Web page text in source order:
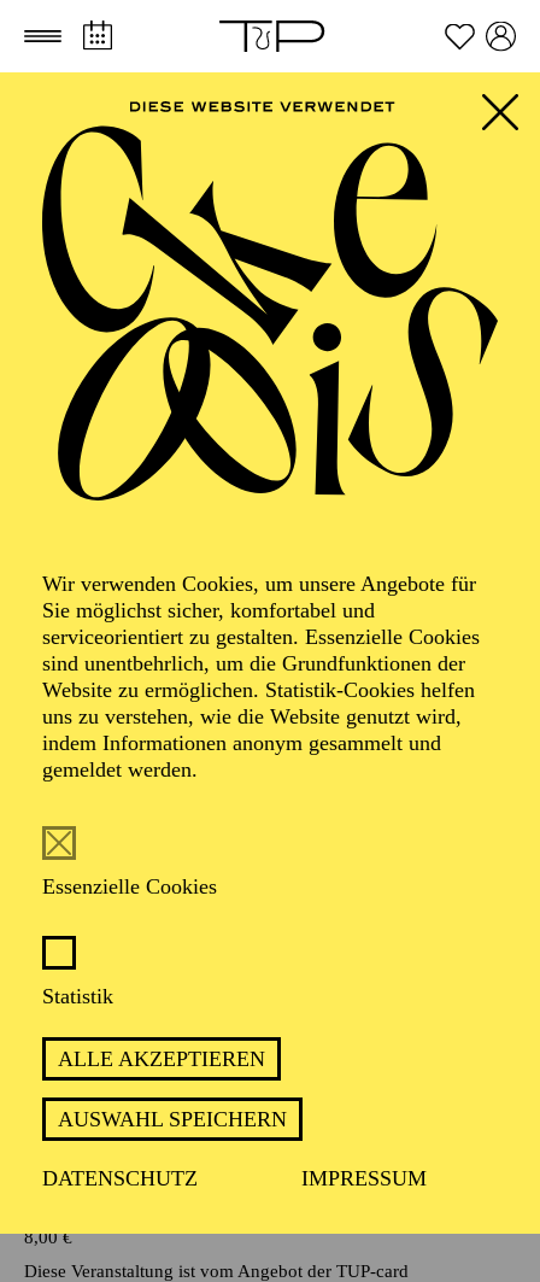
Zum Hauptinhalt springen Zum Footer springen
Wir verwenden Cookies, um unsere Angebote für
Sie möglichst sicher, komfortabel und
serviceorientiert zu gestalten. Essenzielle Cookies
sind unentbehrlich, um die Grundfunktionen der
Website zu ermöglichen. Statistik-Cookies helfen
uns zu verstehen, wie die Website genutzt wird,
indem Informationen anonym gesammelt und
gemeldet werden.
Essenzielle Cookies
Statistik
ALLE AKZEPTIEREN
AUSWAHL SPEICHERN
DATENSCHUTZ IMPRESSUM
FILTER
SEPTEMBER 2026
PHILHARMONIE ESSEN
Freitag
04.09.2026
20:00 - 23:00
Alfried Krupp Saal
Veranstalter: Theater-, Konzert- u. Gastspieldirektion OTTO
HOFNER GMBH
TICKETS
55,20 52,70€
Die Veranstaltung ist vom Angebot der TUPcard ausgeschlossen.
Samstag
05.09.2026
Grillo-Theater
BLICK AUF DEN IRAN –
STIMMEN ZUR AKTUELLEN
LAGE
Veranstalter: Eine Kooperationsveranstaltung mit der Stadt
Essen
8,00€
Diese Veranstaltung ist vom Angebot der TUP-card